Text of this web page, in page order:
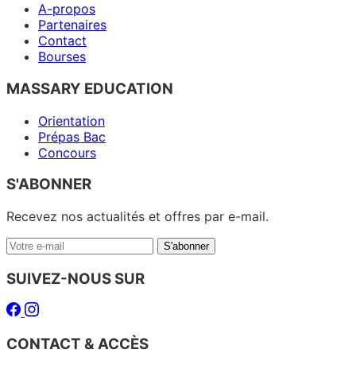
A-propos
Partenaires
Contact
Bourses
MASSARY EDUCATION
Orientation
Prépas Bac
Concours
S'ABONNER
Recevez nos actualités et offres par e-mail.
Votre
mail
S'abonner
SUIVEZ-NOUS SUR
Facebook
Instagram
CONTACT & ACCÈS